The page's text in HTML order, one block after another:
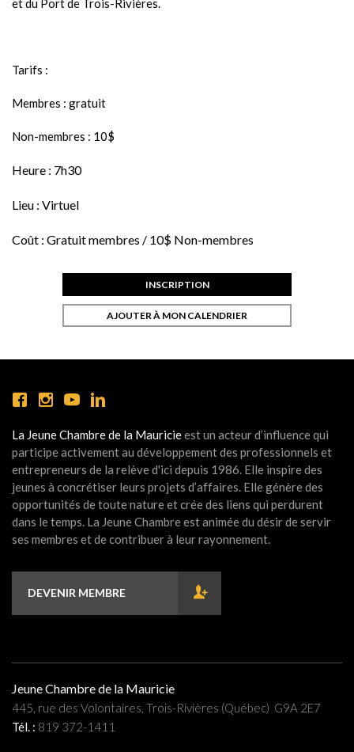
Tarifs :
Membres : gratuit
Non-membres : 10$
Heure : 7h30
Lieu : Virtuel
Coût : Gratuit membres / 10$ Non-membres
INSCRIPTION
AJOUTER À MON CALENDRIER
La Jeune Chambre de la Mauricieest un acteur d’influence qui
participe activement au développement des professionnels et
entrepreneurs de la relève d'ici depuis 1986. Elle inspire des
jeunes à concrétiser leurs projets d’affaires. Elle génère des
opportunités de toute nature et crée des liens qui perdurent
dans le temps. La Jeune Chambre est animée du désir de servir
ses membres et de contribuer à leur rayonnement.
DEVENIR MEMBRE
Jeune Chambre de la Mauricie
445, rue des Volontaires, Trois-Rivières (Québec) G9A 2E7
Tél. : 819 372-1411